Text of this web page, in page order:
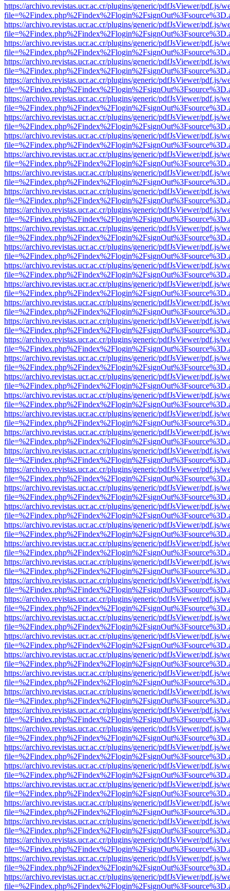
https://archivo.revistas.ucr.ac.cr/plugins/generic/pdfJsViewer/pdf.js/
https://archivo.revistas.ucr.ac.cr/plugins/generic/pdfJsViewer/pdf.js/
https://archivo.revistas.ucr.ac.cr/plugins/generic/pdfJsViewer/pdf.js/
https://archivo.revistas.ucr.ac.cr/plugins/generic/pdfJsViewer/pdf.js/
https://archivo.revistas.ucr.ac.cr/plugins/generic/pdfJsViewer/pdf.js/
https://archivo.revistas.ucr.ac.cr/plugins/generic/pdfJsViewer/pdf.js/
https://archivo.revistas.ucr.ac.cr/plugins/generic/pdfJsViewer/pdf.js/
https://archivo.revistas.ucr.ac.cr/plugins/generic/pdfJsViewer/pdf.js/
https://archivo.revistas.ucr.ac.cr/plugins/generic/pdfJsViewer/pdf.js/
https://archivo.revistas.ucr.ac.cr/plugins/generic/pdfJsViewer/pdf.js/
https://archivo.revistas.ucr.ac.cr/plugins/generic/pdfJsViewer/pdf.js/
https://archivo.revistas.ucr.ac.cr/plugins/generic/pdfJsViewer/pdf.js/
https://archivo.revistas.ucr.ac.cr/plugins/generic/pdfJsViewer/pdf.js/
https://archivo.revistas.ucr.ac.cr/plugins/generic/pdfJsViewer/pdf.js/
https://archivo.revistas.ucr.ac.cr/plugins/generic/pdfJsViewer/pdf.js/
https://archivo.revistas.ucr.ac.cr/plugins/generic/pdfJsViewer/pdf.js/
https://archivo.revistas.ucr.ac.cr/plugins/generic/pdfJsViewer/pdf.js/
https://archivo.revistas.ucr.ac.cr/plugins/generic/pdfJsViewer/pdf.js/
https://archivo.revistas.ucr.ac.cr/plugins/generic/pdfJsViewer/pdf.js/
https://archivo.revistas.ucr.ac.cr/plugins/generic/pdfJsViewer/pdf.js/
https://archivo.revistas.ucr.ac.cr/plugins/generic/pdfJsViewer/pdf.js/
https://archivo.revistas.ucr.ac.cr/plugins/generic/pdfJsViewer/pdf.js/
https://archivo.revistas.ucr.ac.cr/plugins/generic/pdfJsViewer/pdf.js/
https://archivo.revistas.ucr.ac.cr/plugins/generic/pdfJsViewer/pdf.js/
https://archivo.revistas.ucr.ac.cr/plugins/generic/pdfJsViewer/pdf.js/
https://archivo.revistas.ucr.ac.cr/plugins/generic/pdfJsViewer/pdf.js/
https://archivo.revistas.ucr.ac.cr/plugins/generic/pdfJsViewer/pdf.js/
https://archivo.revistas.ucr.ac.cr/plugins/generic/pdfJsViewer/pdf.js/
https://archivo.revistas.ucr.ac.cr/plugins/generic/pdfJsViewer/pdf.js/
https://archivo.revistas.ucr.ac.cr/plugins/generic/pdfJsViewer/pdf.js/
https://archivo.revistas.ucr.ac.cr/plugins/generic/pdfJsViewer/pdf.js/
https://archivo.revistas.ucr.ac.cr/plugins/generic/pdfJsViewer/pdf.js/
https://archivo.revistas.ucr.ac.cr/plugins/generic/pdfJsViewer/pdf.js/
https://archivo.revistas.ucr.ac.cr/plugins/generic/pdfJsViewer/pdf.js/
https://archivo.revistas.ucr.ac.cr/plugins/generic/pdfJsViewer/pdf.js/
https://archivo.revistas.ucr.ac.cr/plugins/generic/pdfJsViewer/pdf.js/
https://archivo.revistas.ucr.ac.cr/plugins/generic/pdfJsViewer/pdf.js/
https://archivo.revistas.ucr.ac.cr/plugins/generic/pdfJsViewer/pdf.js/
https://archivo.revistas.ucr.ac.cr/plugins/generic/pdfJsViewer/pdf.js/
https://archivo.revistas.ucr.ac.cr/plugins/generic/pdfJsViewer/pdf.js/
https://archivo.revistas.ucr.ac.cr/plugins/generic/pdfJsViewer/pdf.js/
https://archivo.revistas.ucr.ac.cr/plugins/generic/pdfJsViewer/pdf.js/
https://archivo.revistas.ucr.ac.cr/plugins/generic/pdfJsViewer/pdf.js/
https://archivo.revistas.ucr.ac.cr/plugins/generic/pdfJsViewer/pdf.js/
https://archivo.revistas.ucr.ac.cr/plugins/generic/pdfJsViewer/pdf.js/
https://archivo.revistas.ucr.ac.cr/plugins/generic/pdfJsViewer/pdf.js/
https://archivo.revistas.ucr.ac.cr/plugins/generic/pdfJsViewer/pdf.js/
https://archivo.revistas.ucr.ac.cr/plugins/generic/pdfJsViewer/pdf.js/